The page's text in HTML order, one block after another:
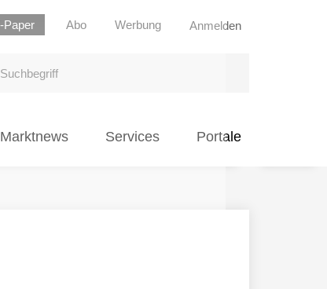
Paper Abo Werbung Anmelden
Marktnews Services Portale